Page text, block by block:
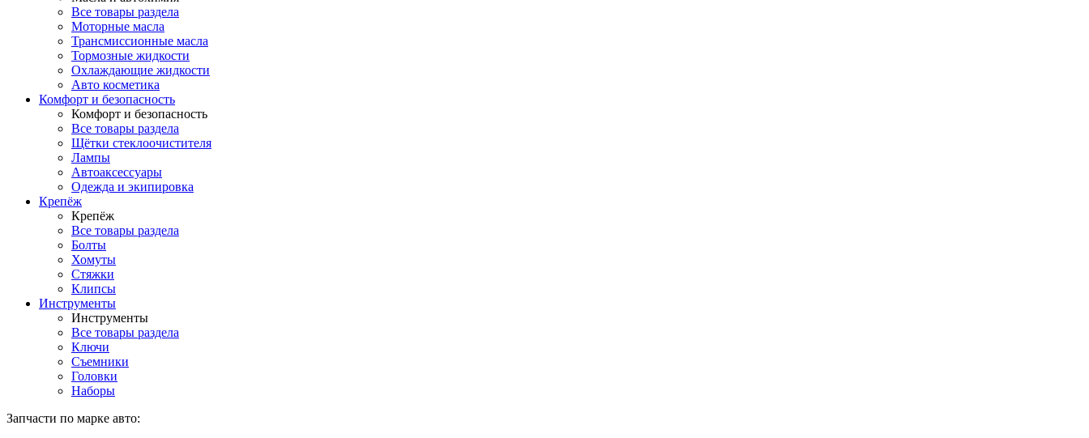
Все товары раздела
Моторные масла
Трансмиссионные масла
Тормозные жидкости
Охлаждающие жидкости
Авто косметика
Комфорт и безопасность
Комфорт и безопасность
Все товары раздела
Щётки стеклоочистителя
Лампы
Автоаксессуары
Одежда и экипировка
Крепёж
Крепёж
Все товары раздела
Болты
Хомуты
Стяжки
Клипсы
Инструменты
Инструменты
Все товары раздела
Ключи
Съемники
Головки
Наборы
Запчасти по марке авто: